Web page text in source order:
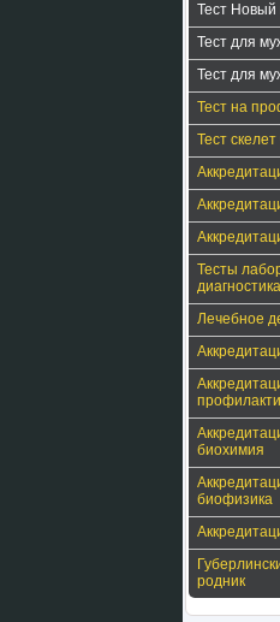
Тест Новый
Тест для
Тест для
Тест на
Тест
Тесты
диагностика
Лечебное
биохимия
биофизика
родник